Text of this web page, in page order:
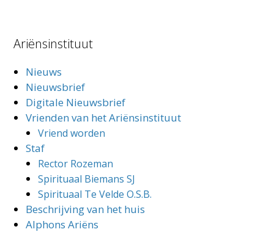
Ariënsinstituut
Nieuws
Nieuwsbrief
Digitale Nieuwsbrief
Vrienden van het Ariënsinstituut
Vriend worden
Staf
Rector Rozeman
Spirituaal Biemans SJ
Spirituaal Te Velde O.S.B.
Beschrijving van het huis
Alphons Ariëns